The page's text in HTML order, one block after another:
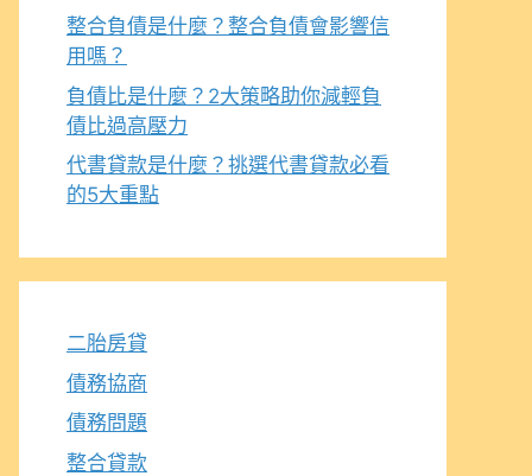
整合負債是什麼？整合負債會影響信
用嗎？
負債比是什麼？2大策略助你減輕負
債比過高壓力
代書貸款是什麼？挑選代書貸款必看
的5大重點
二胎房貸
債務協商
債務問題
整合貸款